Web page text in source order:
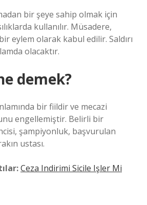
bir şeye sahip olmak için
kullanılır. Müsadere,
eylem olarak kabul edilir. Saldırı
olacaktır.
demek?
bir fiildir ve mecazi
engellemiştir. Belirli bir
şampiyonluk, başvurulan
ustası.
Ceza Indirimi Sicile Işler Mi